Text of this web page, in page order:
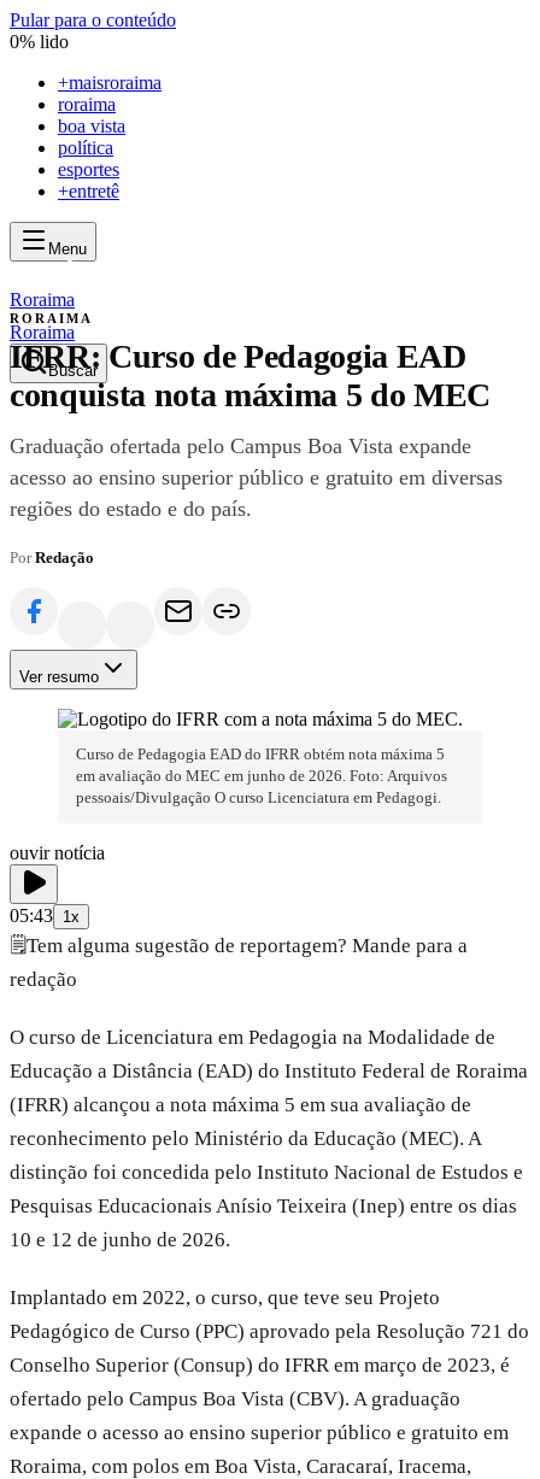
Pular para o conteúdo
0% lido
+maisroraima
roraima
boa vista
política
esportes
+entretê
Menu
maisroraima
mais
Roraima
Buscar
Roraima
RORAIMA
IFRR: Curso de Pedagogia EAD
conquista nota máxima 5 do MEC
Graduação ofertada pelo Campus Boa Vista expande
acesso ao ensino superior público e gratuito em diversas
regiões do estado e do país.
PorRedação
Ver resumo
Curso de Pedagogia EAD do IFRR obtém nota máxima 5
em avaliação do MEC em junho de 2026. Foto: Arquivos
pessoais/Divulgação O curso Licenciatura em Pedagogi.
ouvir notícia
05:43 1x
🗒️Tem alguma sugestão de reportagem? Mande para a
redação
O curso de Licenciatura em Pedagogia na Modalidade de
Educação a Distância (EAD) do Instituto Federal de Roraima
(IFRR) alcançou a nota máxima 5 em sua avaliação de
reconhecimento pelo Ministério da Educação (MEC). A
distinção foi concedida pelo Instituto Nacional de Estudos e
Pesquisas Educacionais Anísio Teixeira (Inep) entre os dias
10 e 12 de junho de 2026.
Implantado em 2022, o curso, que teve seu Projeto
Pedagógico de Curso (PPC) aprovado pela Resolução 721 do
Conselho Superior (Consup) do IFRR em março de 2023, é
ofertado pelo Campus Boa Vista (CBV). A graduação
expande o acesso ao ensino superior público e gratuito em
Roraima, com polos em Boa Vista, Caracaraí, Iracema,